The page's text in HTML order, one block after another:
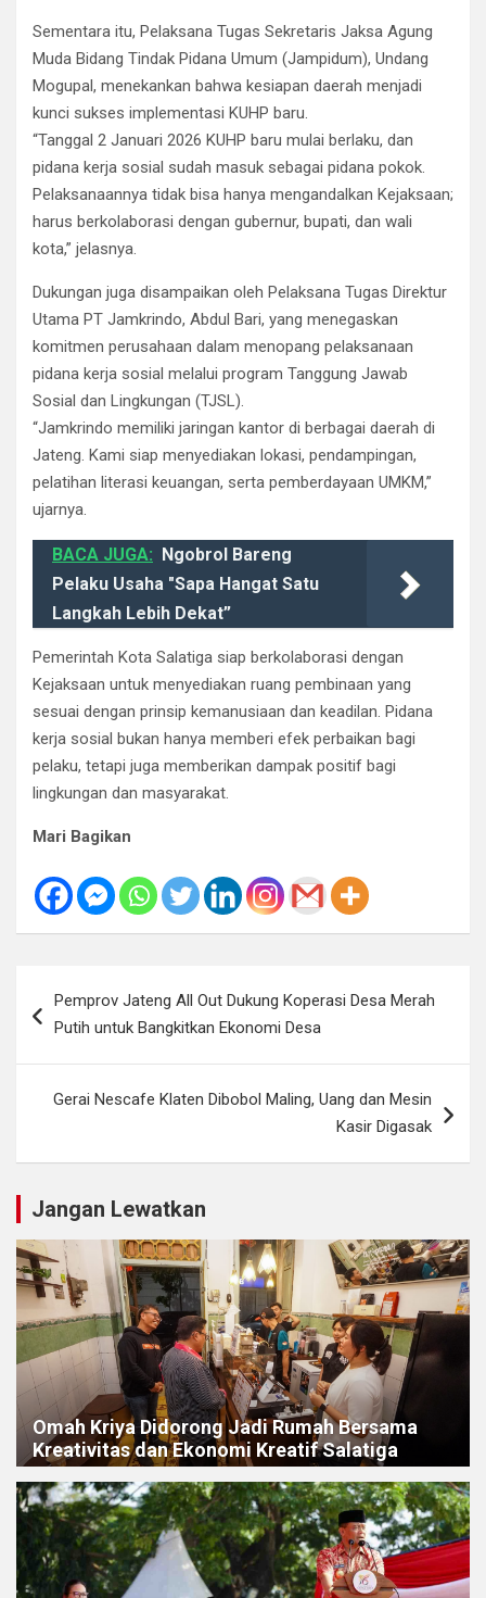
Sementara itu, Pelaksana Tugas Sekretaris Jaksa Agung
Muda Bidang Tindak Pidana Umum (Jampidum), Undang
Mogupal, menekankan bahwa kesiapan daerah menjadi
kunci sukses implementasi KUHP baru.
“Tanggal 2 Januari 2026 KUHP baru mulai berlaku, dan
pidana kerja sosial sudah masuk sebagai pidana pokok.
Pelaksanaannya tidak bisa hanya mengandalkan Kejaksaan;
harus berkolaborasi dengan gubernur, bupati, dan wali
kota,” jelasnya.
Dukungan juga disampaikan oleh Pelaksana Tugas Direktur
Utama PT Jamkrindo, Abdul Bari, yang menegaskan
komitmen perusahaan dalam menopang pelaksanaan
pidana kerja sosial melalui program Tanggung Jawab
Sosial dan Lingkungan (TJSL).
“Jamkrindo memiliki jaringan kantor di berbagai daerah di
Jateng. Kami siap menyediakan lokasi, pendampingan,
pelatihan literasi keuangan, serta pemberdayaan UMKM,”
ujarnya.
BACA JUGA:
Ngobrol Bareng
Pelaku Usaha "Sapa Hangat Satu
Langkah Lebih Dekat”
Pemerintah Kota Salatiga siap berkolaborasi dengan
Kejaksaan untuk menyediakan ruang pembinaan yang
sesuai dengan prinsip kemanusiaan dan keadilan. Pidana
kerja sosial bukan hanya memberi efek perbaikan bagi
pelaku, tetapi juga memberikan dampak positif bagi
lingkungan dan masyarakat.
Mari Bagikan
posPemprov Jateng All Out Dukung Koperasi Desa Merah
Putih untuk Bangkitkan Ekonomi Desa
Gerai Nescafe Klaten Dibobol Maling, Uang dan Mesin
Kasir Digasak
Jangan Lewatkan
Omah Kriya Didorong Jadi Rumah Bersama
Kreativitas dan Ekonomi Kreatif Salatiga